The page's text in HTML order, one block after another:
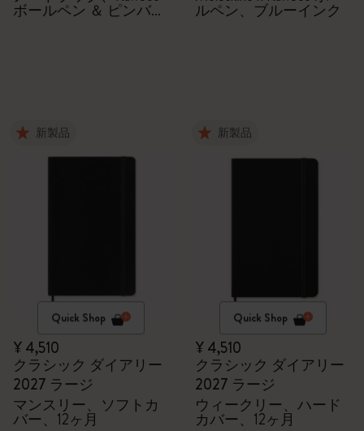
ボールペン ＆ ピンバッ ルペン、ブルーインク
新製品
Quick Shop
¥ 4,510
クラシック ダイアリー
2027 ラージ
マンスリー、ソフトカ
バー、12ヶ月
新製品
Quick Shop
¥ 4,510
クラシック ダイアリー
2027 ラージ
ウィークリー、ハード
カバー、12ヶ月